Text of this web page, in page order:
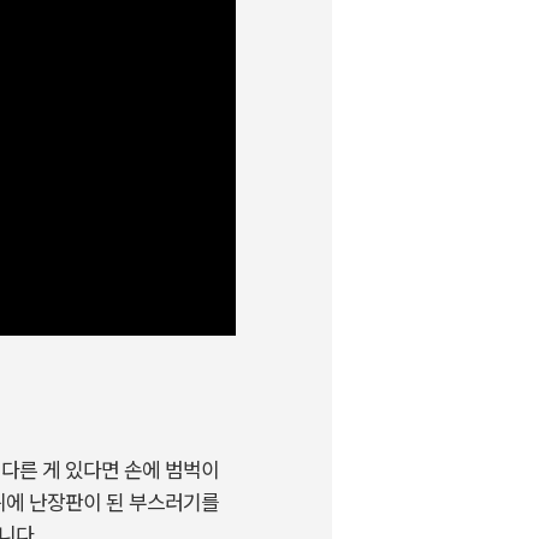
른 게 있다면 손에 범벅이
난장판이 된 부스러기를
다.